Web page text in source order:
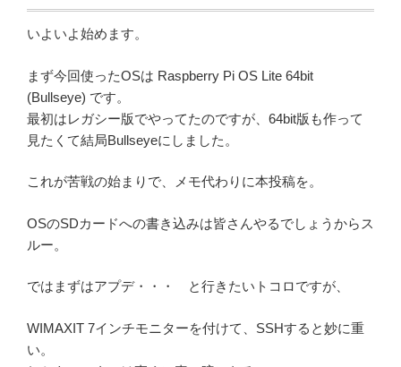
いよいよ始めます。
まず今回使ったOSは Raspberry Pi OS Lite 64bit
(Bullseye) です。
最初はレガシー版でやってたのですが、64bit版も作って
見たくて結局Bullseyeにしました。
これが苦戦の始まりで、メモ代わりに本投稿を。
OSのSDカードへの書き込みは皆さんやるでしょうからス
ルー。
ではまずはアプデ・・・ と行きたいトコロですが、
WIMAXIT 7インチモニターを付けて、SSHすると妙に重
い。